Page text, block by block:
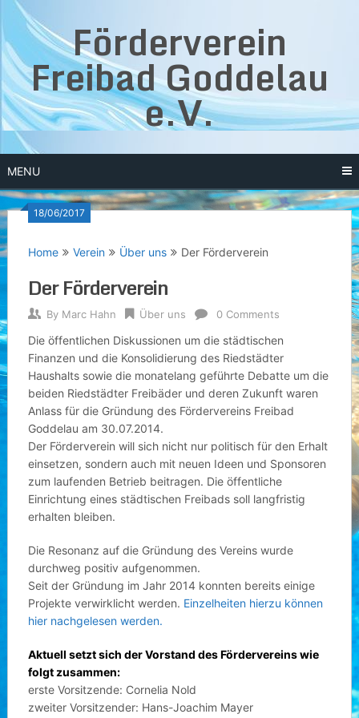
Skip
content
Förderverein
Freibad Goddelau
e.V.
MENU
18/06/2017
Home Verein Über uns Der Förderverein
Der Förderverein
By Marc Hahn Über uns 0 Comments
Die öffentlichen Diskussionen um die städtischen
Finanzen und die Konsolidierung des Riedstädter
Haushalts sowie die monatelang geführte Debatte um die
beiden Riedstädter Freibäder und deren Zukunft waren
Anlass für die Gründung des Fördervereins Freibad
Goddelau am 30.07.2014.
Der Förderverein will sich nicht nur politisch für den Erhalt
einsetzen, sondern auch mit neuen Ideen und Sponsoren
zum laufenden Betrieb beitragen. Die öffentliche
Einrichtung eines städtischen Freibads soll langfristig
erhalten bleiben.
Die Resonanz auf die Gründung des Vereins wurde
durchweg positiv aufgenommen.
Seit der Gründung im Jahr 2014 konnten bereits einige
Projekte verwirklicht werden. Einzelheiten hierzu können
hier nachgelesen werden.
Aktuell setzt sich der Vorstand des Fördervereins wie
folgt zusammen:
erste Vorsitzende: Cornelia Nold
zweiter Vorsitzender: Hans-Joachim Mayer